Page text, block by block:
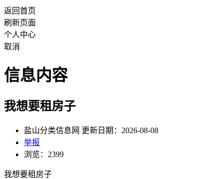
返回首页
刷新页面
个人中心
取消
信息内容
我想要租房子
盐山分类信息网 更新日期：2026-08-08
举报
浏览：2399
我想要租房子